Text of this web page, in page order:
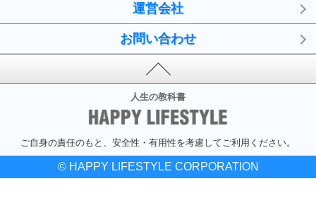
運営会社
お問い合わせ
人生の教科書
ご自身の責任のもと、安全性・有用性を考慮してご利用ください。
© HAPPY LIFESTYLE CORPORATION